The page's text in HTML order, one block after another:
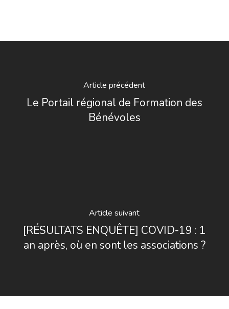
Article précédent
Le Portail régional de Formation des
Bénévoles
Article suivant
[RÉSULTATS ENQUÊTE] COVID-19 : 1
an après, où en sont les associations ?